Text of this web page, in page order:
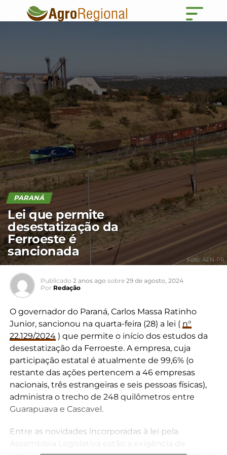
PARANÁ
Lei que permite
desestatização da
Ferroeste é
sancionada
Foto: AEN-PR
Publicado 2 anos ago sobre 29 de agosto, 2024
Por Redação
O governador do Paraná, Carlos Massa Ratinho
Junior, sancionou na quarta-feira (28) a lei ( n°
22.129/2024 ) que permite o início dos estudos da
desestatização da Ferroeste. A empresa, cuja
participação estatal é atualmente de 99,6% (o
restante das ações pertencem a 46 empresas
nacionais, três estrangeiras e seis pessoas físicas),
administra o trecho de 248 quilômetros entre
Guarapuava e Cascavel.
Entre as novidades incorporadas à lei pela